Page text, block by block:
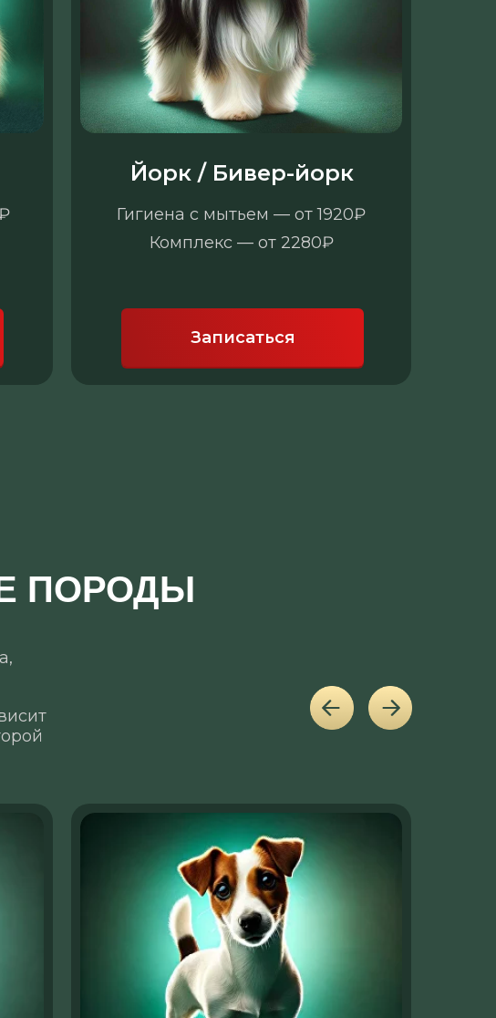
Йорк / Бивер-йорк
Гигиена с мытьем — от 1920₽
Комплекс — от 2280₽
Записаться
ПОРОДЫ